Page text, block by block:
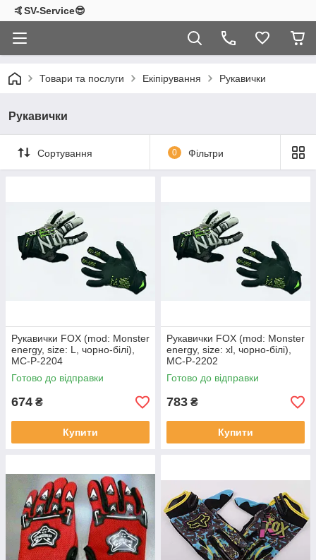
🤙SV-Service😎
Товари та послуги Екіпірування Рукавички
Рукавички
Сортування 0 Фільтри
Рукавички FOX (mod: Monster
energy, size: L, чорно-білі),
MC-P-2204
Готово до відправки
674 ₴
Купити
Рукавички FOX (mod: Monster
energy, size: xl, чорно-білі),
MC-P-2202
Готово до відправки
783 ₴
Купити